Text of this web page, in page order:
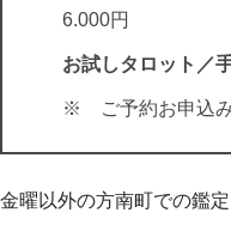
6.000円
お試しタロット／
※ ご予約お申込
金曜以外の方南町での鑑